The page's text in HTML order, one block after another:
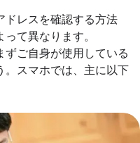
レスを確認する方法
て異なります。
ずご自身が使用している
。スマホでは、主に以下